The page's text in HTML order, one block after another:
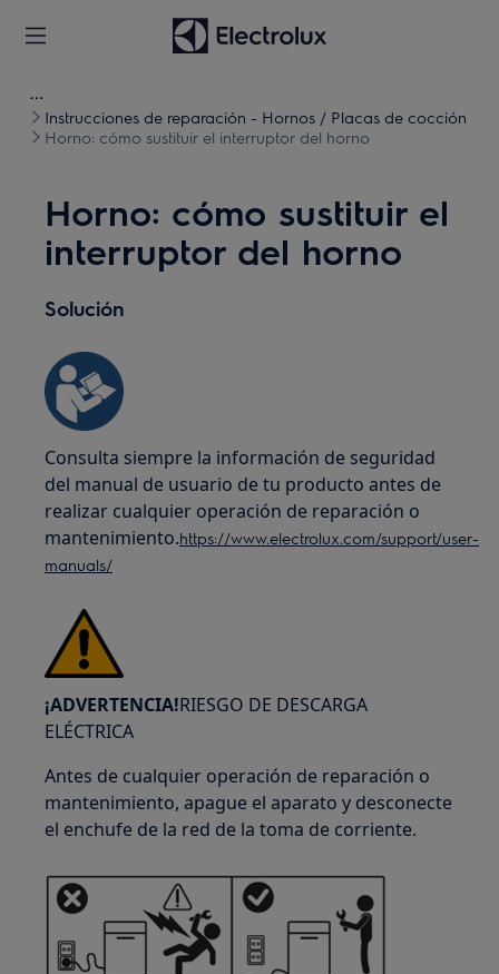
Instrucciones de reparación - Hornos / Placas de cocción
Horno: cómo sustituir el interruptor del horno
Horno: cómo sustituir el
interruptor del horno
Solución
Consulta siempre la información de seguridad
del manual de usuario de tu producto antes de
realizar cualquier operación de reparación o
mantenimiento.https://www.electrolux.com/support/user-
manuals/
¡ADVERTENCIA!RIESGO DE DESCARGA
ELÉCTRICA
Antes de cualquier operación de reparación o
mantenimiento, apague el aparato y desconecte
el enchufe de la red de la toma de corriente.